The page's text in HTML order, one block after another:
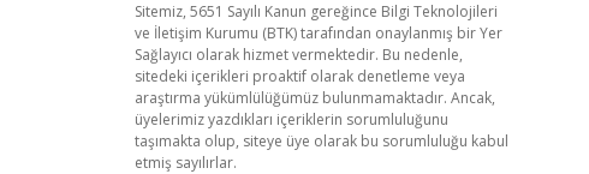
Sitemiz, 5651 Sayılı Kanun gereğince Bilgi Teknolojileri
ve İletişim Kurumu (BTK) tarafından onaylanmış bir Yer
Sağlayıcı olarak hizmet vermektedir. Bu nedenle,
sitedeki içerikleri proaktif olarak denetleme veya
araştırma yükümlülüğümüz bulunmamaktadır. Ancak,
üyelerimiz yazdıkları içeriklerin sorumluluğunu
taşımakta olup, siteye üye olarak bu sorumluluğu kabul
etmiş sayılırlar.